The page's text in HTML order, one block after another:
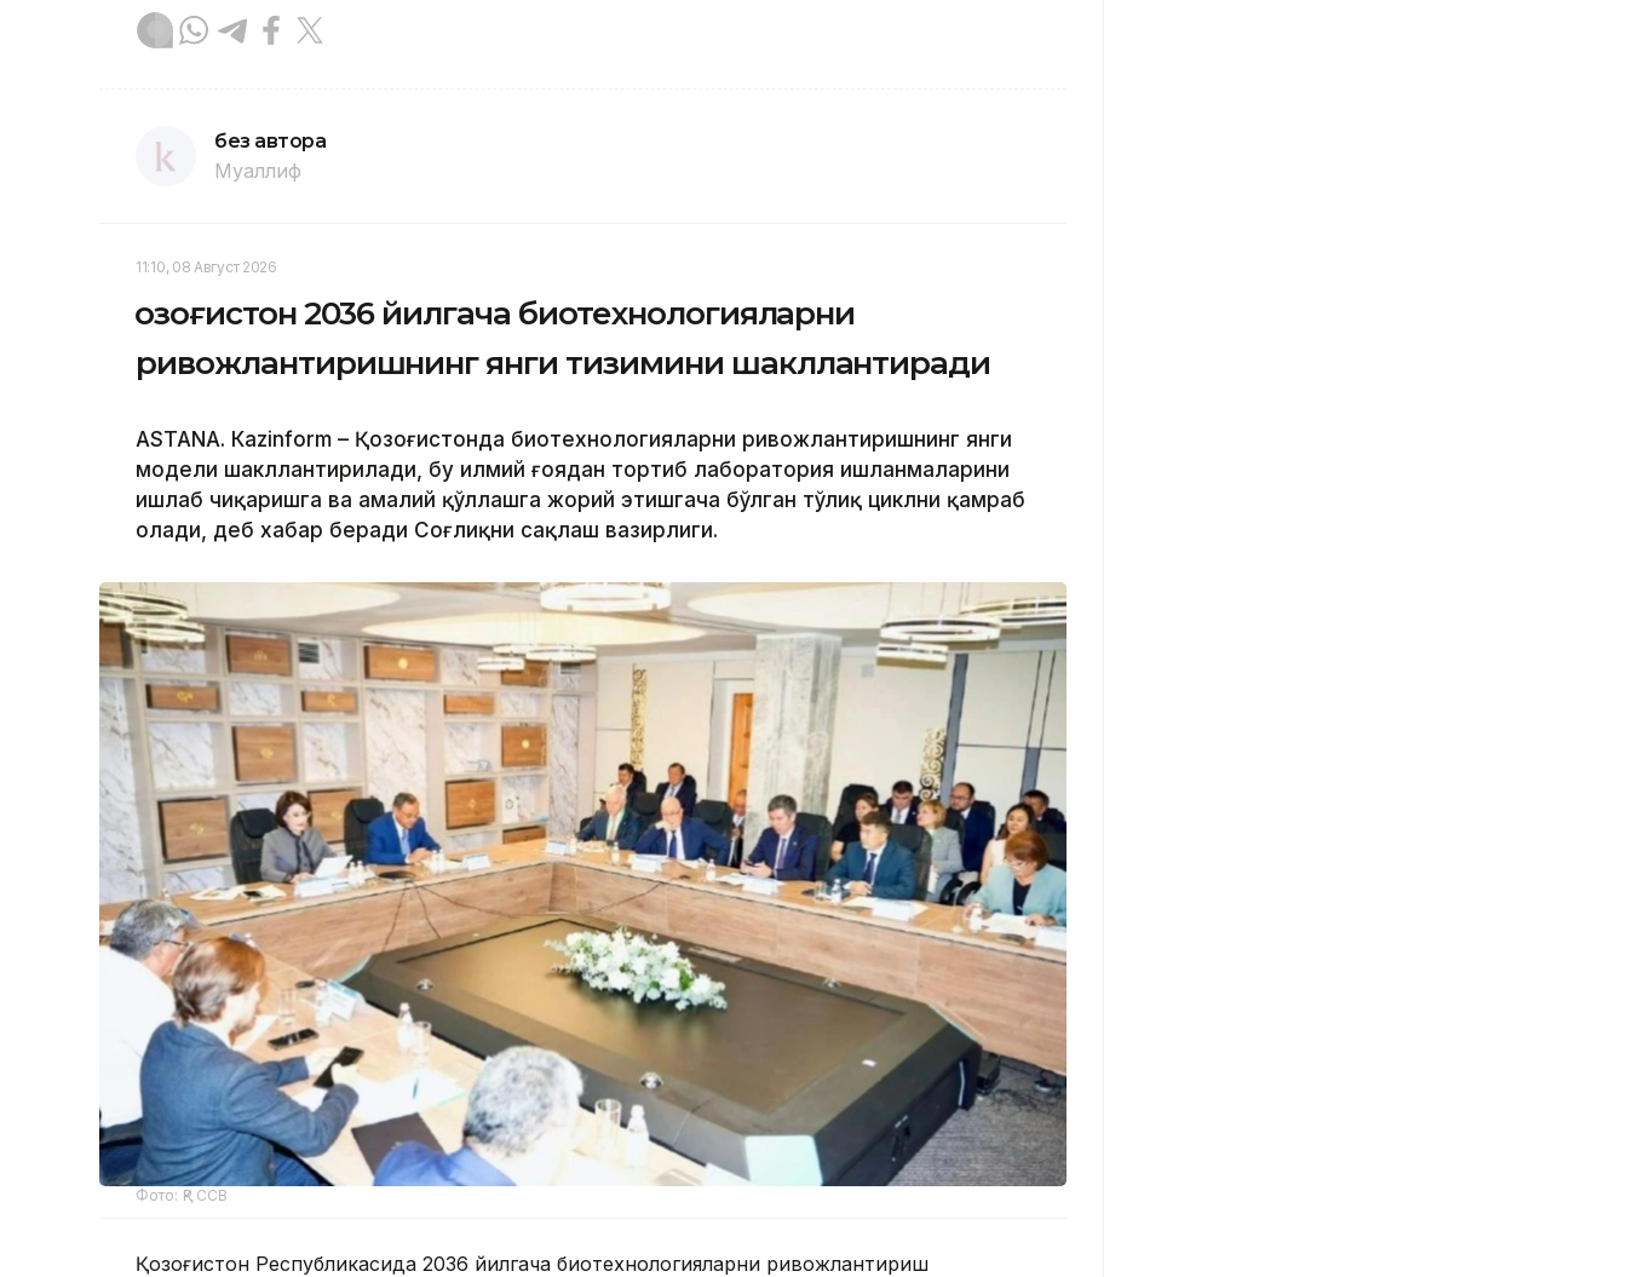
без автора
Муаллиф
11:10, 08 Август 2026
Қозоғистон 2036 йилгача биотехнологияларни
ривожлантиришнинг янги тизимини шакллантиради
ASTANА. Кazinform – Қозоғистонда биотехнологияларни ривожлантиришнинг янги
модели шакллантирилади, бу илмий ғоядан тортиб лаборатория ишланмаларини
ишлаб чиқаришга ва амалий қўллашга жорий этишгача бўлган тўлиқ циклни қамраб
олади, деб хабар беради Соғлиқни сақлаш вазирлиги.
Фото: ҚР ССВ
Қозоғистон Республикасида 2036 йилгача биотехнологияларни ривожлантириш